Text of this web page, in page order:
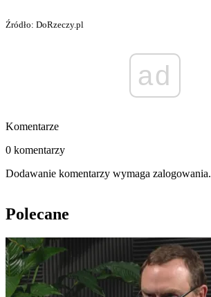
Źródło: DoRzeczy.pl
ad
Komentarze
0 komentarzy
Dodawanie komentarzy wymaga zalogowania.
Polecane